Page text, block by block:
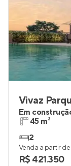
Vivaz
Em
45 m²
2
Venda a partir de
R$ 421.350